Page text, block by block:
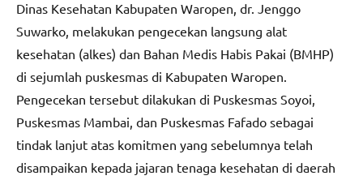
Dinas Kesehatan Kabupaten Waropen, dr. Jenggo
Suwarko, melakukan pengecekan langsung alat
kesehatan (alkes) dan Bahan Medis Habis Pakai (BMHP)
di sejumlah puskesmas di Kabupaten Waropen.
Pengecekan tersebut dilakukan di Puskesmas Soyoi,
Puskesmas Mambai, dan Puskesmas Fafado sebagai
tindak lanjut atas komitmen yang sebelumnya telah
disampaikan kepada jajaran tenaga kesehatan di daerah